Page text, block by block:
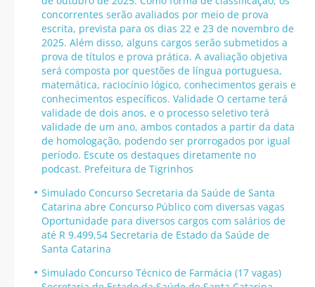
concorrentes serão avaliados por meio de prova
escrita, prevista para os dias 22 e 23 de novembro de
2025. Além disso, alguns cargos serão submetidos a
prova de títulos e prova prática. A avaliação objetiva
será composta por questões de língua portuguesa,
matemática, raciocínio lógico, conhecimentos gerais e
conhecimentos específicos. Validade O certame terá
validade de dois anos, e o processo seletivo terá
validade de um ano, ambos contados a partir da data
de homologação, podendo ser prorrogados por igual
período. Escute os destaques diretamente no
podcast. Prefeitura de Tigrinhos
Simulado Concurso Secretaria da Saúde de Santa
Catarina abre Concurso Público com diversas vagas
Oportunidade para diversos cargos com salários de
até R 9.499,54 Secretaria de Estado da Saúde de
Santa Catarina
Simulado Concurso Técnico de Farmácia (17 vagas)